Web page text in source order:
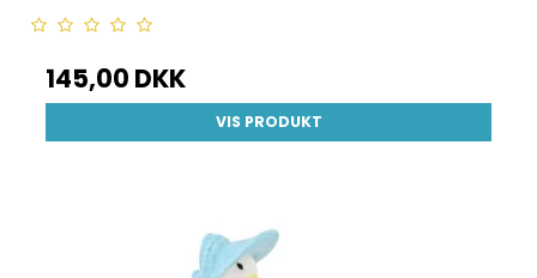
145,00 DKK
VIS PRODUKT